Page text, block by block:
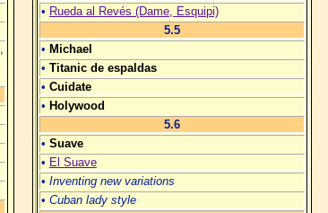
,
• Rueda al Revés (Dame, Esquipi)
5.5
• Michael
• Titanic de espaldas
• Cuidate
• Holywood
5.6
• Suave
• El Suave
• Inventing new variations
• Cuban lady style